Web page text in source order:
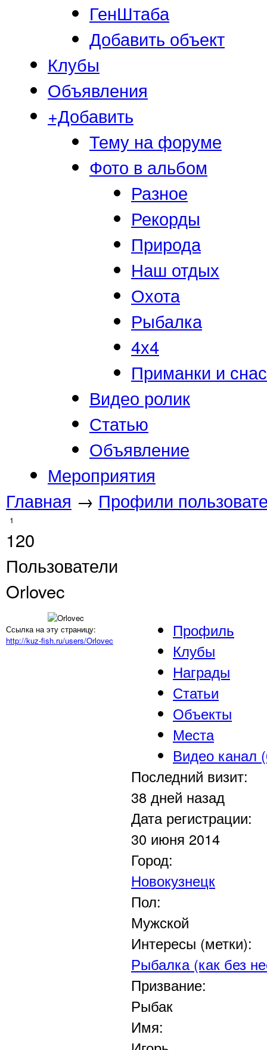
ГенШтаба
Добавить объект
Клубы
Объявления
+Добавить
Тему на форуме
Фото в альбом
Разное
Рекорды
Природа
Наш отдых
Охота
Рыбалка
4х4
Приманки и
Видео ролик
Статью
Объявление
Мероприятия
Главная → Профили
1
120
Пользователи
Orlovec
Ссылка на эту страницу:
http://kuz-fish.ru/users/Orlovec
Профиль
Клубы
Награды
Статьи
Объекты
Места
Видео канал
Последний визит:
38 дней назад
Дата регистрации:
30 июня 2014
Город:
Новокузнецк
Пол:
Мужской
Интересы (метки):
Рыбалка (как без
Призвание:
Рыбак
Имя: